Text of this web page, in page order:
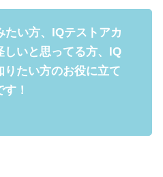
たい方、IQテストアカ
しいと思ってる方、IQ
りたい方のお役に立て
！